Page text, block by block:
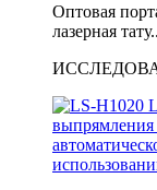
Оптовая
лазерная